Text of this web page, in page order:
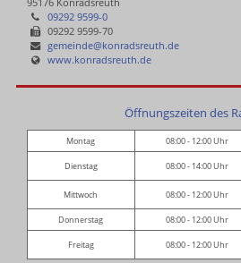
09292 9599-0
09292 9599-70
gemeinde@konradsreuth.de
www.konradsreuth.de
Öffnungszeiten des
Montag 08:00 - 12:00 Uhr
Dienstag 08:00 - 14:00 Uhr
Mittwoch 08:00 - 12:00 Uhr
Donnerstag 08:00 - 12:00 Uhr
Freitag 08:00 - 12:00 Uhr